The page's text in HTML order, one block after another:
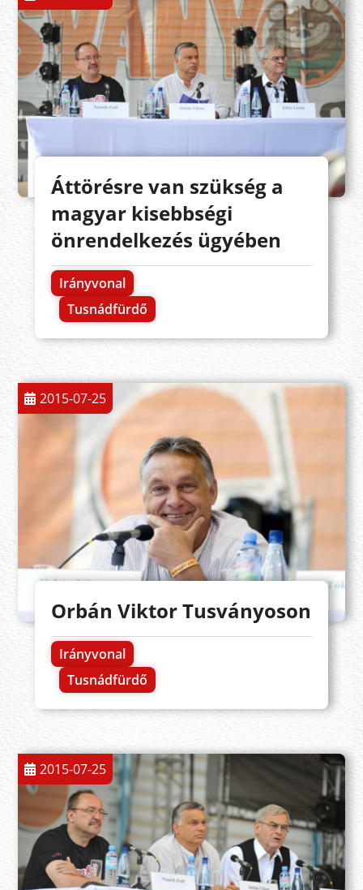
Áttörésre van szükség a
magyar kisebbségi
önrendelkezés ügyében
Irányvonal
Tusnádfürdő
2015-07-25
Orbán Viktor Tusványoson
Irányvonal
Tusnádfürdő
2015-07-25